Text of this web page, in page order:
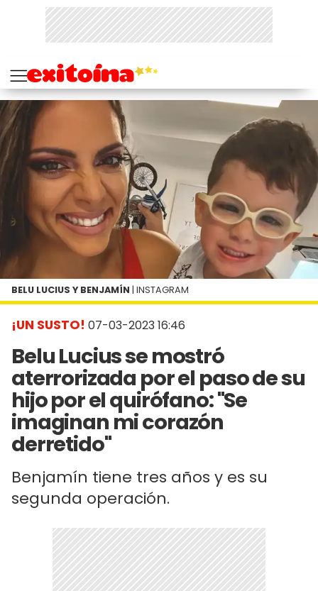
¡UN SUSTO! 07-03-2023 16:46
Belu Lucius se mostró
aterrorizada por el paso de su
hijo por el quirófano: "Se
imaginan mi corazón
derretido"
Benjamín tiene tres años y es su
segunda operación.
BELU LUCIUS Y BENJAMÍN | INSTAGRAM